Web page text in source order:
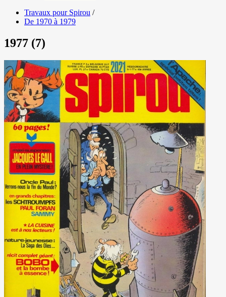
Travaux pour Spirou /
De 1970 à 1979
1977 (7)